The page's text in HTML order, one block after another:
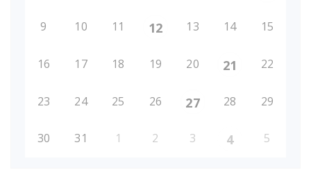
9 10 11 12 13 14 15
16 17 18 19 20 21 22
23 24 25 26 27 28 29
30 31 1 2 3 4 5